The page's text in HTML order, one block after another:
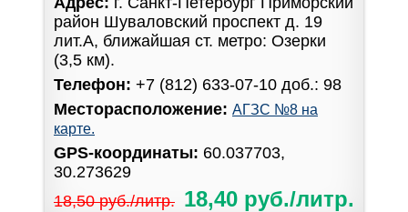
район Шуваловский проспект д. 19
лит.А, ближайшая ст. метро: Озерки
(3,5 км).
Телефон: +7 (812) 633-07-10 доб.: 98
Месторасположение: АГЗС №8 на
карте.
GPS-координаты: 60.037703,
30.273629
18,50 руб./литр. 18,40 руб./литр.